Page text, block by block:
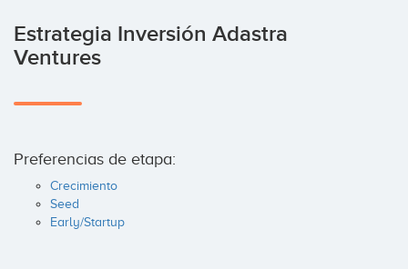
Estrategia Inversión Adastra
Ventures
Preferencias de etapa:
Crecimiento
Seed
Early/Startup